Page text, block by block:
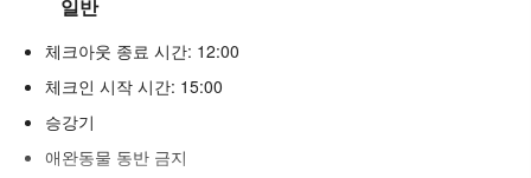
일반
체크아웃 종료 시간: 12:00
체크인 시작 시간: 15:00
승강기
애완동물 동반 금지